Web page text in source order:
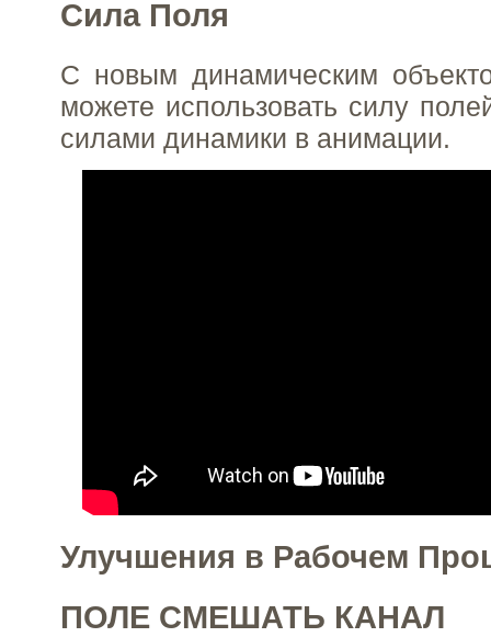
Сила Поля
С новым динамическим
можете использовать силу
силами динамики в анимации.
Улучшения в Рабочем
ПОЛЕ СМЕШАТЬ КАНАЛ